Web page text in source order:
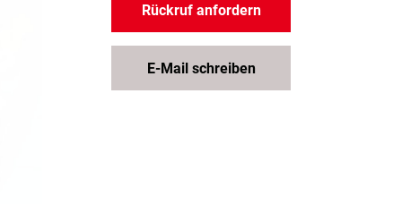
Rückruf anfordern
E-Mail schreiben